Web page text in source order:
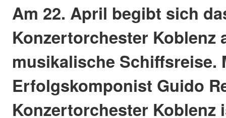
Am 22. April begibt sich
Konzertorchester Koblenz
musikalische Schiffsreise.
Erfolgskomponist Guido
Konzertorchester Koblenz